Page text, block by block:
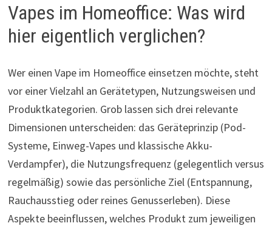
Vapes im Homeoffice: Was wird
hier eigentlich verglichen?
Wer einen Vape im Homeoffice einsetzen möchte, steht
vor einer Vielzahl an Gerätetypen, Nutzungsweisen und
Produktkategorien. Grob lassen sich drei relevante
Dimensionen unterscheiden: das Geräteprinzip (Pod-
Systeme, Einweg-Vapes und klassische Akku-
Verdampfer), die Nutzungsfrequenz (gelegentlich versus
regelmäßig) sowie das persönliche Ziel (Entspannung,
Rauchausstieg oder reines Genusserleben). Diese
Aspekte beeinflussen, welches Produkt zum jeweiligen